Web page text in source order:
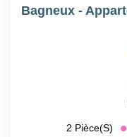
2 Pièce(s)